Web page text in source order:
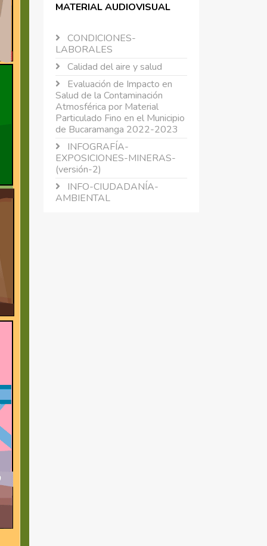
MATERIAL AUDIOVISUAL
CONDICIONES-
LABORALES
Calidad del aire y salud
Evaluación de Impacto en
Salud de la Contaminación
Atmosférica por Material
Particulado Fino en el Municipio
de Bucaramanga 2022-2023
INFOGRAFÍA-
EXPOSICIONES-MINERAS-
(versión-2)
INFO-CIUDADANÍA-
AMBIENTAL